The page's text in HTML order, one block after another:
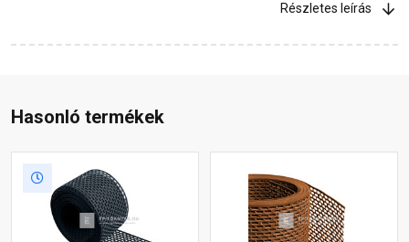
Részletes leírás
Hasonló termékek